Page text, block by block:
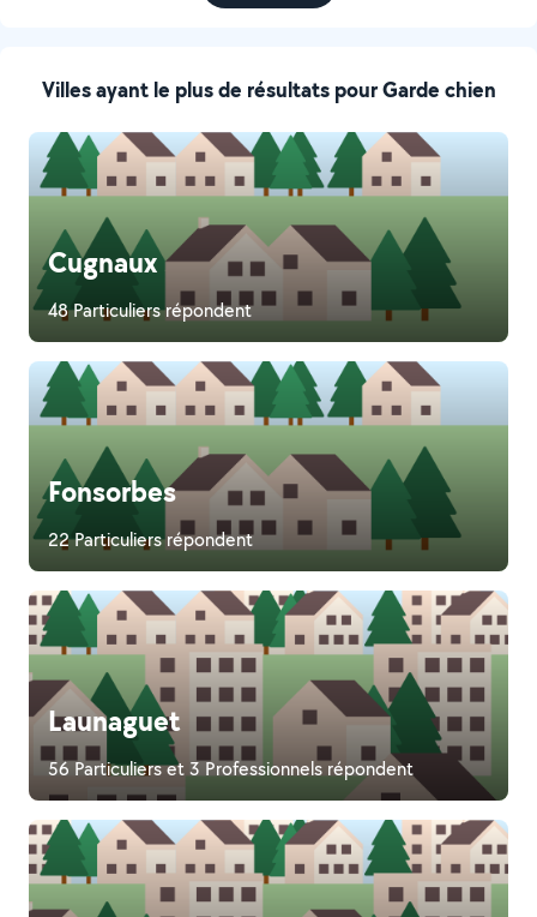
Villes ayant le plus de résultats pour Garde chien
Cugnaux
48 Particuliers répondent
Fonsorbes
22 Particuliers répondent
Launaguet
56 Particuliers et 3 Professionnels répondent